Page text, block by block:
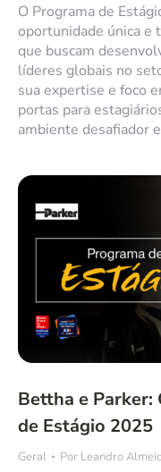
O Programa de
oportunidade única e
que buscam
líderes globais no
sua expertise e foco
portas para
ambiente desafiador
Bettha e
de Estágio 2025
Geral Por Leandro